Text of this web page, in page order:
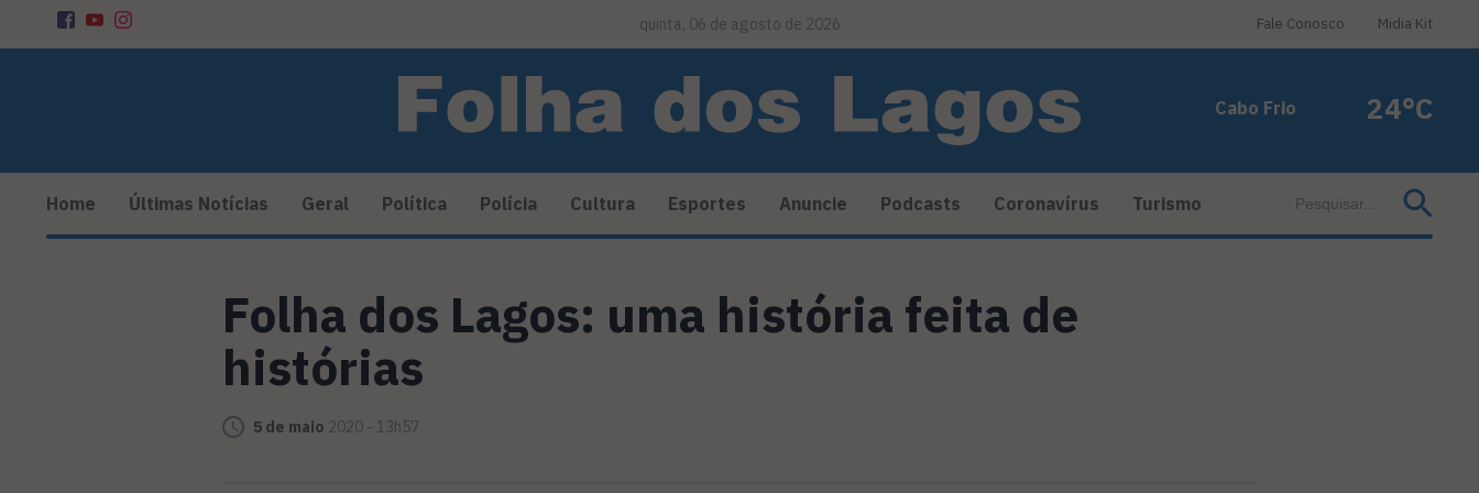
quinta, 06 de agosto de 2026 Fale Conosco Midia Kit
Cabo Frio 24°C
Home Últimas Notícias Geral Política Polícia Cultura Esportes Anuncie Podcasts Coronavírus Turismo
Folha dos Lagos: uma história feita de
histórias
5 de maio 2020 - 13h57